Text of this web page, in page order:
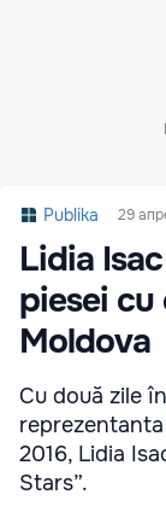
Publika 29
Lidia
piesei cu
Moldova
Cu două zile
2016, Lidia
Stars”.